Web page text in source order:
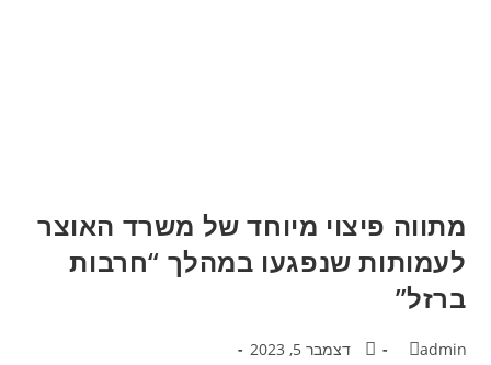
מתווה פיצוי מיוחד של משרד האוצר
לעמותות שנפגעו במהלך “חרבות
ברזל”
admin
דצמבר 5, 2023